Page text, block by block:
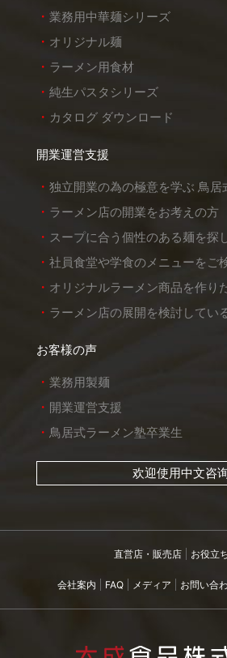
業務用中華麺シリーズ
オリジナル麺
ラーメン用食材
純生パスタシリーズ
カタログ ダウンロード
開業運営支援
独立開業の為の極意を学ぶ 鳥居
ラーメン店の開業をお考えの方
スープに合う個性のある麺を探
社員食堂や学食のメニューをご
オリジナルラーメン商品を作り
ラーメン店の展開を検討してい
お客様の声
業務用製麺
開業運営支援
鳥居式ラーメン塾卒業生
欢迎使用中文咨
直営店・販売店 お役立
会社案内 FAQ メディア お問い合